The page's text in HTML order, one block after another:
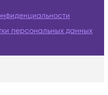
персональных данных